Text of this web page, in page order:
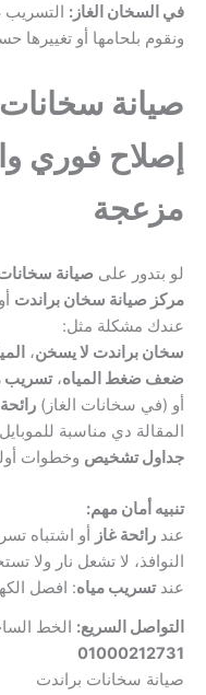
في السخان الغاز: التسريب
ونقوم بلحامها أو تغييرها
إصلاح فوري
مزعجة
لو بتدور على صيانة
مركز صيانة سخان براندت أو
عندك مشكلة مثل:
سخان براندت لا يسخن،
ضعف ضغط المياه،تسريب
أو (في سخانات الغاز)
المقالة دي مناسبة
جداول تشخيص وخطوات
تنبيه أمان مهم:
عند رائحة غاز
أو اشتباه
النوافذ، لا تشعل نار ولا
عندتسريب مياه: افصل
التواصل السريع: الخط
01000212731
صيانة سخانات براندت